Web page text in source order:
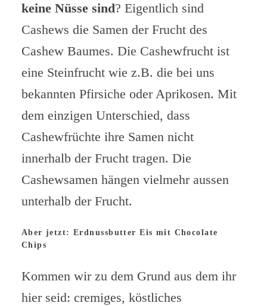
keine Nüsse sind? Eigentlich sind
Cashews die Samen der Frucht des
Cashew Baumes. Die Cashewfrucht ist
eine Steinfrucht wie z.B. die bei uns
bekannten Pfirsiche oder Aprikosen. Mit
dem einzigen Unterschied, dass
Cashewfrüchte ihre Samen nicht
innerhalb der Frucht tragen. Die
Cashewsamen hängen vielmehr aussen
unterhalb der Frucht.
Aber jetzt: Erdnussbutter Eis mit Chocolate
Chips
Kommen wir zu dem Grund aus dem ihr
hier seid: cremiges, köstliches